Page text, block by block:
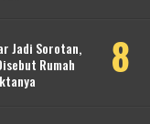
Jadi Sorotan,
Rumah